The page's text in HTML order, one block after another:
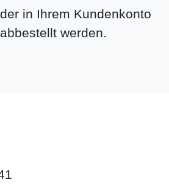
in Ihrem Kundenkonto
werden.